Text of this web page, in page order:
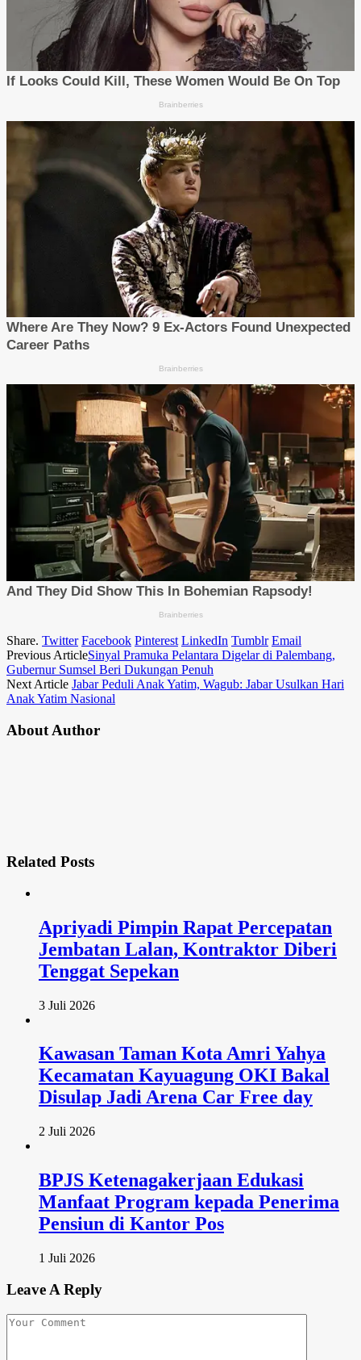
Share. Twitter Facebook Pinterest LinkedIn Tumblr Email
Previous ArticleSinyal Pramuka Pelantara Digelar di Palembang,
Gubernur Sumsel Beri Dukungan Penuh
Next Article Jabar Peduli Anak Yatim, Wagub: Jabar Usulkan Hari
Anak Yatim Nasional
About Author
Related Posts
Apriyadi Pimpin Rapat Percepatan
Jembatan Lalan, Kontraktor Diberi
Tenggat Sepekan
3 Juli 2026
Kawasan Taman Kota Amri Yahya
Kecamatan Kayuagung OKI Bakal
Disulap Jadi Arena Car Free day
2 Juli 2026
BPJS Ketenagakerjaan Edukasi
Manfaat Program kepada Penerima
Pensiun di Kantor Pos
1 Juli 2026
Leave A Reply